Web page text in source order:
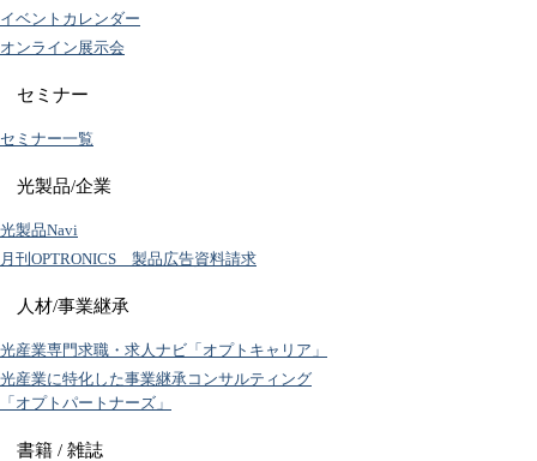
イベントカレンダー
オンライン展示会
セミナー
セミナー一覧
光製品/企業
光製品Navi
月刊OPTRONICS 製品広告資料請求
人材/事業継承
光産業専門求職・求人ナビ「オプトキャリア」
光産業に特化した事業継承コンサルティング
「オプトパートナーズ」
書籍 / 雑誌